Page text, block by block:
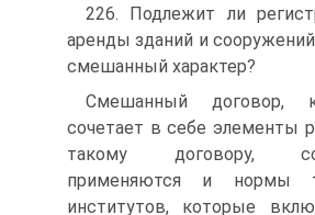
226. Подлежит ли
аренды зданий и
смешанный характер?
Смешанный договор,
сочетает в себе элементы
такому договору,
применяются и нормы
институтов, которые